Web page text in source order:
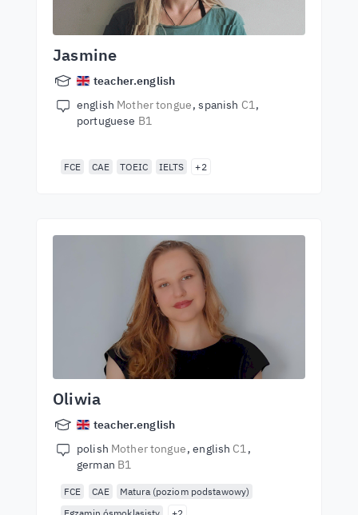
Jasmine
teacher.english
english Mother tongue spanish C1
portuguese B1
FCE CAE TOEIC IELTS +2
Oliwia
teacher.english
polish Mother tongue english C1
german B1
FCE CAE
Matura (poziom podstawowy)